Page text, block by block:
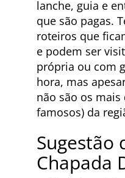
lanche, guia e
que são pagas.
roteiros que
e podem ser
própria ou com
hora, mas
não são os
famosos) da
Sugestão
Chapada